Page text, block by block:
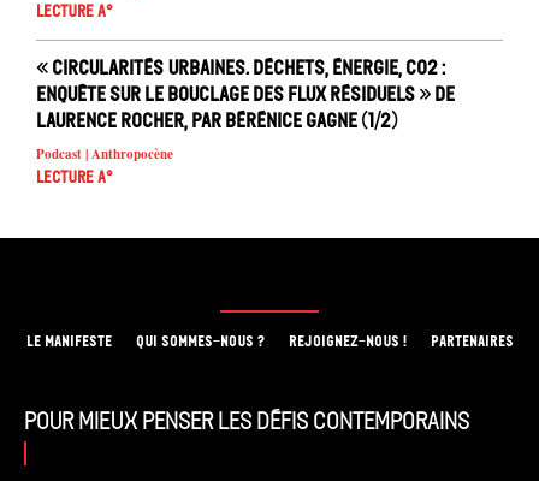
Lecture A°
« Circularités urbaines. Déchets, énergie, CO2 :
enquête sur le bouclage des flux résiduels » de
Laurence Rocher, par Bérénice Gagne (1/2)
Podcast | Anthropocène
Lecture A°
LE MANIFESTE QUI SOMMES-NOUS ? REJOIGNEZ-NOUS ! PARTENAIRES
Pour mieux penser les défis contemporains